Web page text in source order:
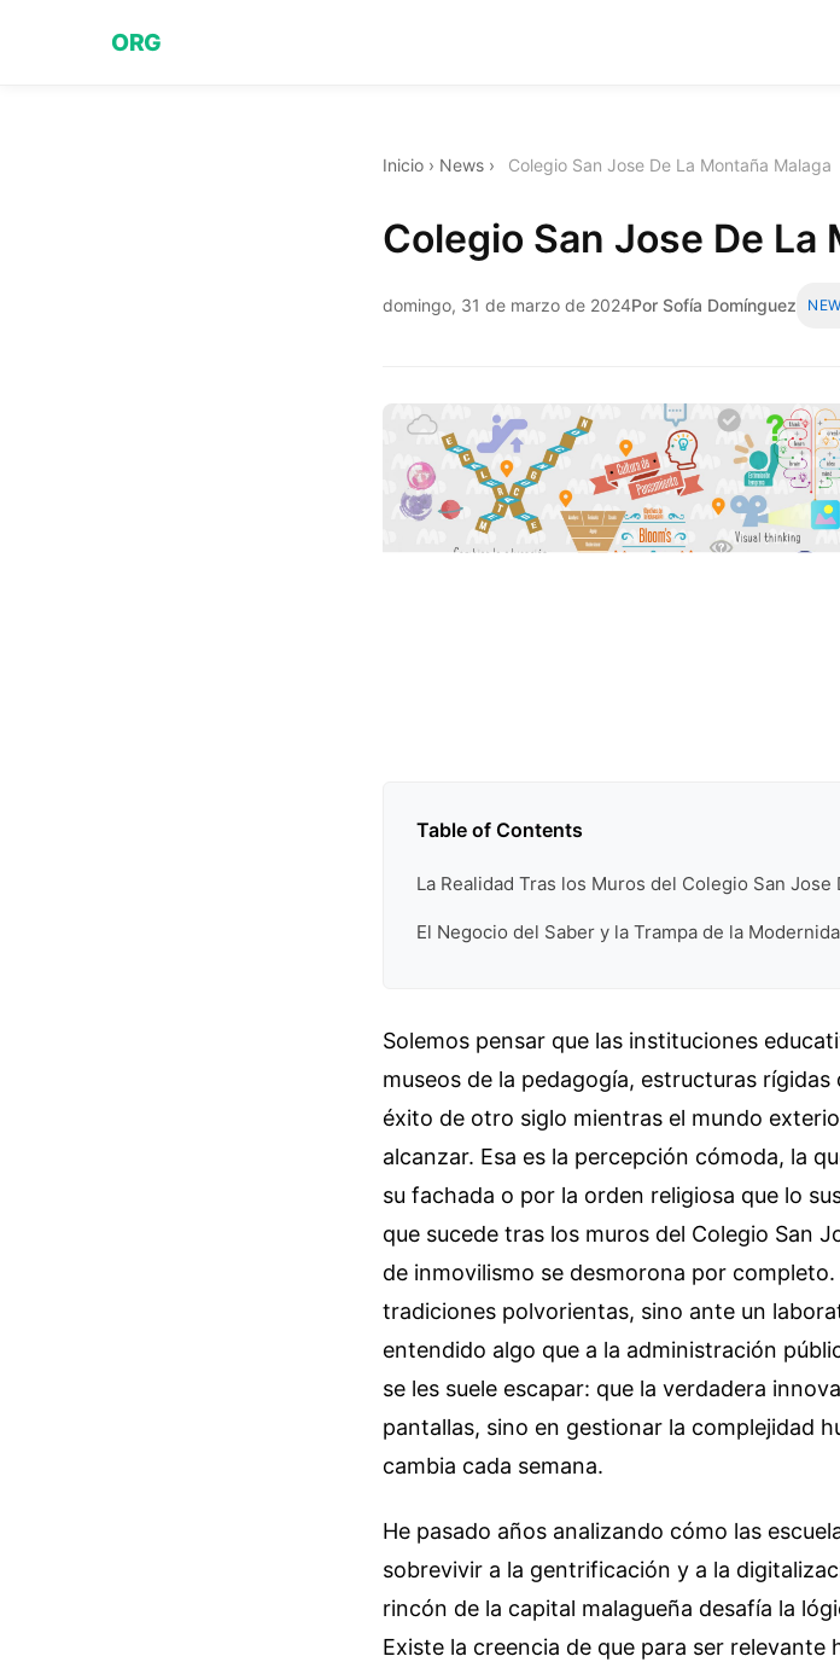
ORG
Inicio › News › Colegio San Jose De La Montaña Malaga
Colegio San Jose De La
domingo, 31 de marzo de 2024Por Sofía Domínguez
Table of Contents
La Realidad Tras los Muros del Colegio San Jose
El Negocio del Saber y la Trampa de la
Solemos pensar que las instituciones
museos de la pedagogía, estructuras
éxito de otro siglo mientras el mundo
alcanzar. Esa es la percepción cómoda, la
su fachada o por la orden religiosa que lo
que sucede tras los muros del Colegio San
de inmovilismo se desmorona por
tradiciones polvorientas, sino ante un
entendido algo que a la administración
se les suele escapar: que la verdadera
pantallas, sino en gestionar la complejidad
cambia cada semana.
He pasado años analizando cómo las
sobrevivir a la gentrificación y a la
rincón de la capital malagueña desafía la
Existe la creencia de que para ser